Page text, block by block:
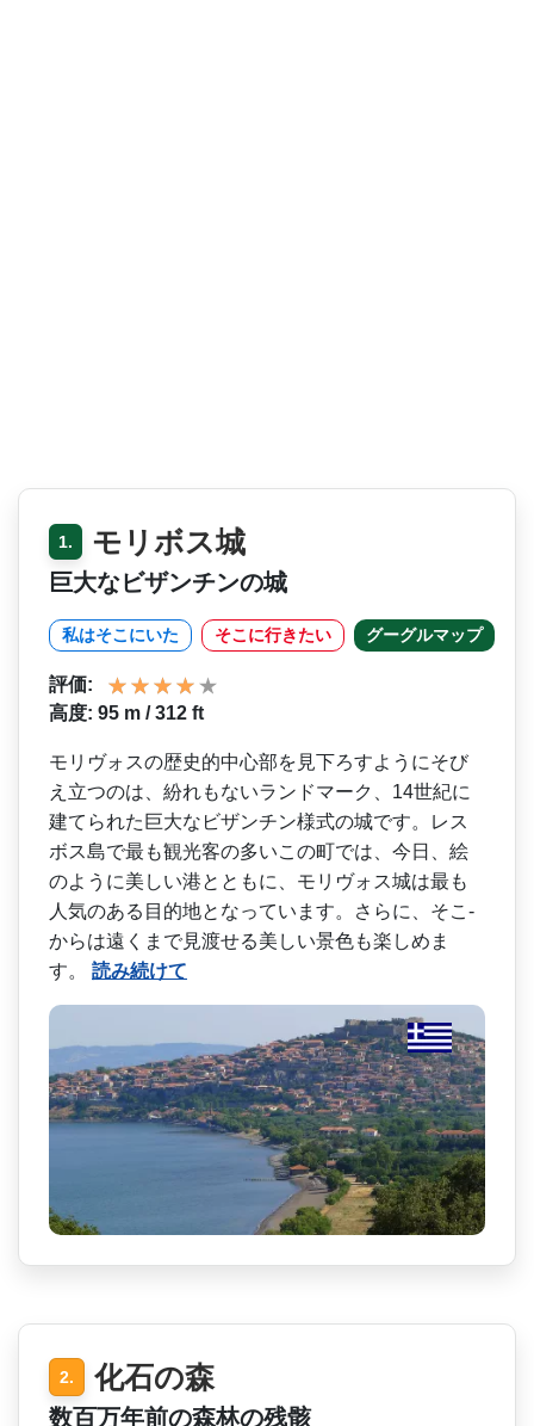
1. モリボス城
巨大なビザンチンの城
私はそこにいた そこに行きたい グーグルマップ
評価:
高度: 95 m / 312 ft
モリヴォスの歴史的中心部を­見下ろすようにそび
え立つのは、紛れもないランドマ­ーク、14世紀に
建てられた巨大なビザンチン様式の­城です。レス
ボス島で最も観光客の多いこの町では、­今日、絵
のように美しい港とともに、モリヴォス城は­最も
人気のある目的地となっています。さらに、そこ­
からは遠くまで見渡せる美しい景色も楽しめま
す。 読み続けて
2. 化石の森
数百万年前の森林の残骸